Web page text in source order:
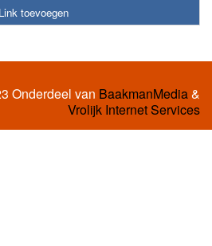
Link toevoegen
Onderdeel van BaakmanMedia&
Vrolijk Internet Services